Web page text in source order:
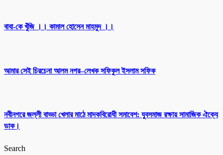
বাবা-কে খুঁজি ।। কামাল হোসেন মাহমুদ ।।
আমার সেই চিরচেনা আলম নগর–লেখক সফিকুল ইসলাম সফিক
নবীনগরে জল্লী বাড্ডা খেলার মাঠে মাদকবিরোধী সমাবেশ: যুবসমাজ রক্ষায় সামাজিক ঐক্যে
ডাক।
Search